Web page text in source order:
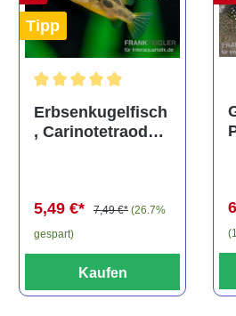
Tipp
Durchschnittliche Bewertung
Erbsenkugelfisch
, Carinotetraodon
5,49 €* 7,49 €* (26.7%
gespart)
Kaufen